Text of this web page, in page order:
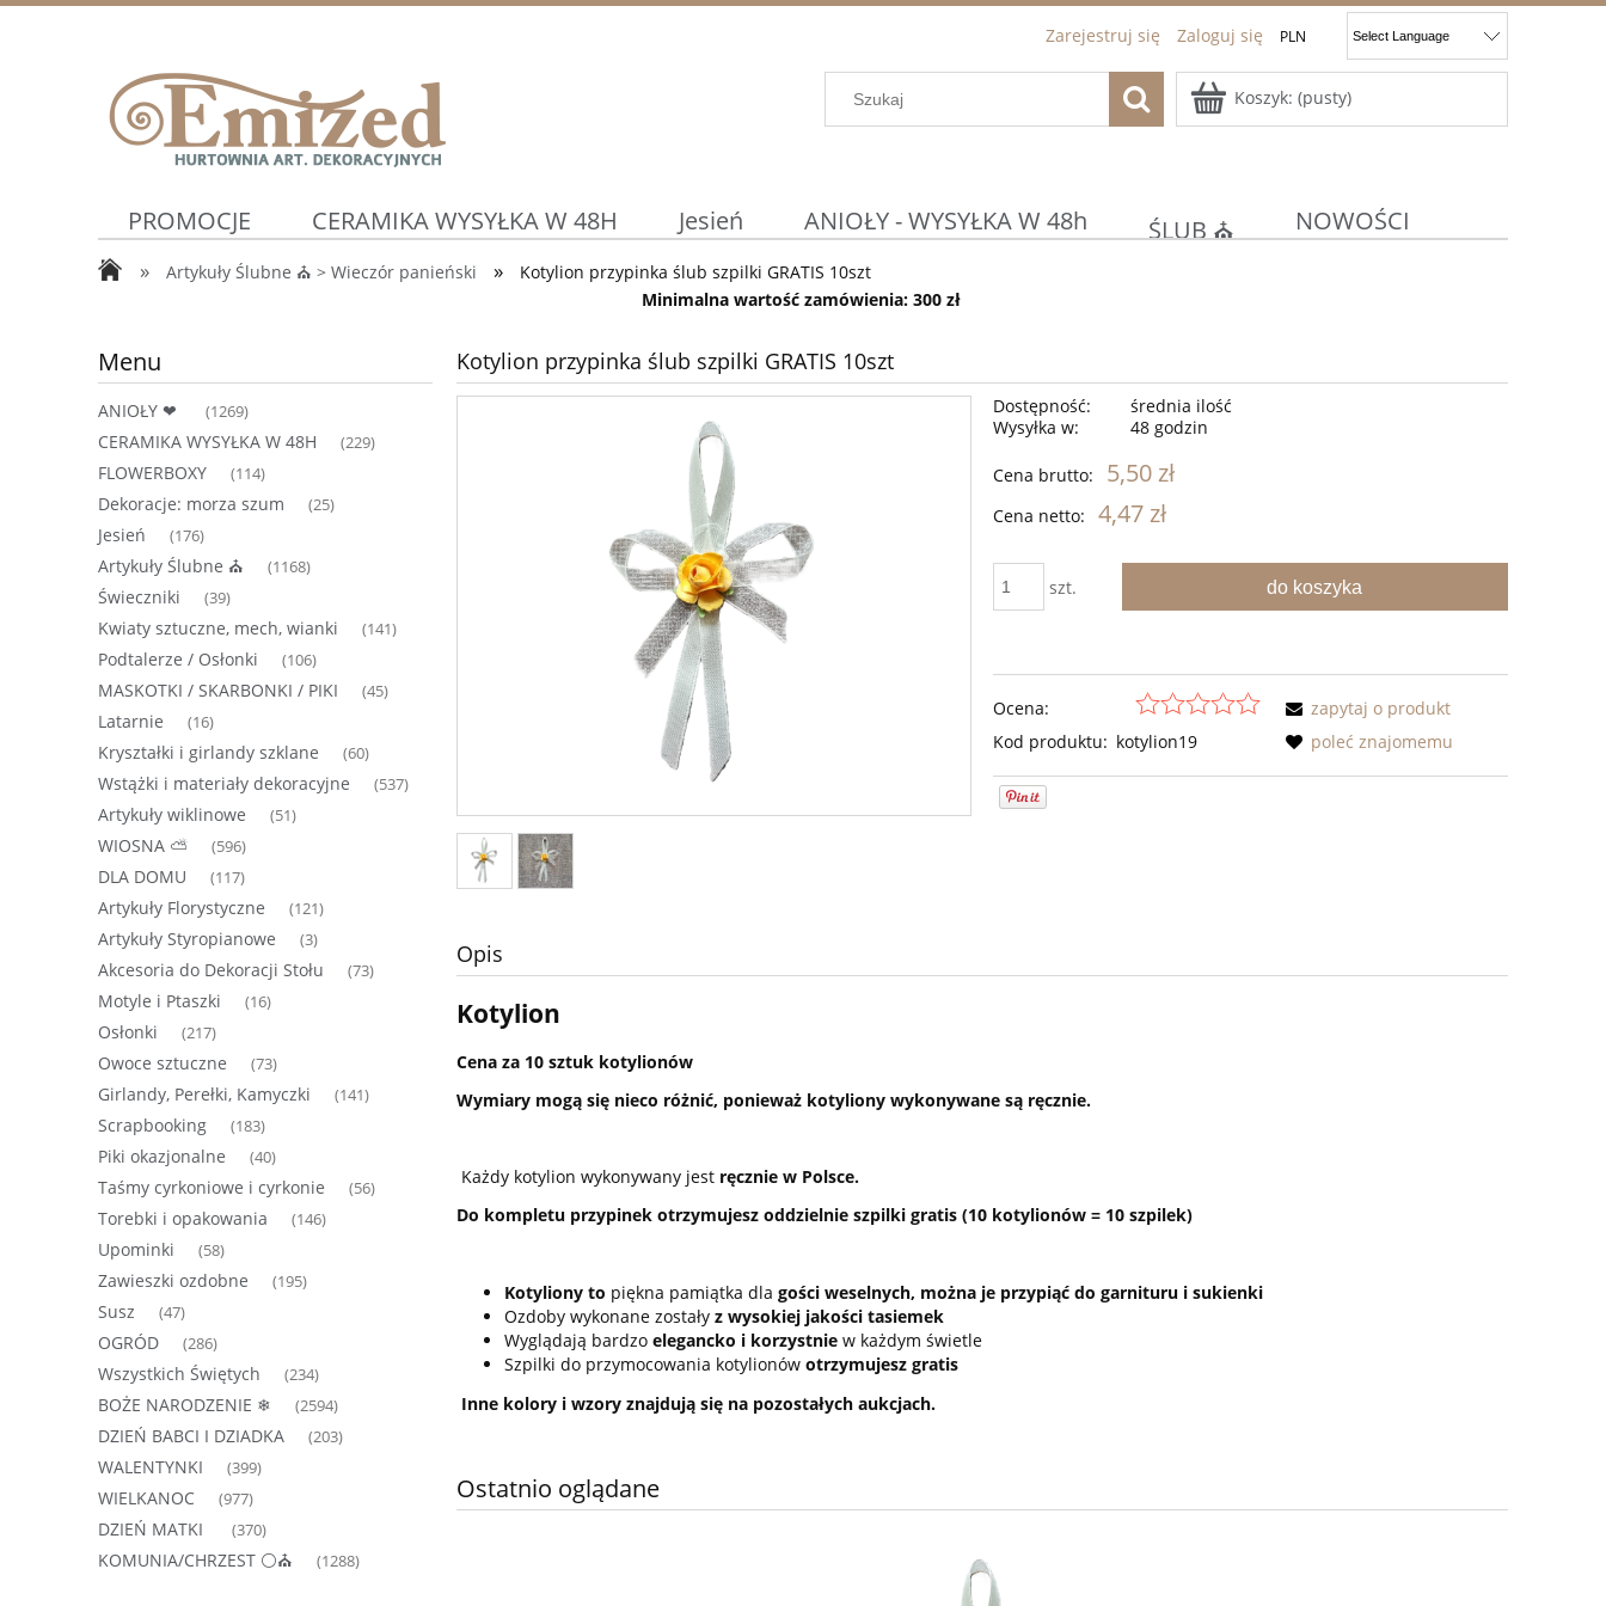
Zarejestruj się Zaloguj się
Koszyk: (pusty)
PROMOCJE CERAMIKA WYSYŁKA W 48H Jesień ANIOŁY - WYSYŁKA W 48h ŚLUB ⛪ NOWOŚCI
Podtalerze / Osłonki DETAL ◀
WIELKANOC
KOSZYCZKI WIELKANOCNE
» Artykuły Ślubne ⛪ > Wieczór panieński »
Kotylion przypinka ślub szpilki GRATIS 10szt
Minimalna wartość zamówienia: 300 zł
Menu
ANIOŁY ❤ (1269)
CERAMIKA WYSYŁKA W 48H (229)
FLOWERBOXY (114)
Dekoracje: morza szum (25)
Jesień (176)
Artykuły Ślubne ⛪ (1168)
Świeczniki (39)
Kwiaty sztuczne, mech, wianki (141)
Podtalerze / Osłonki (106)
MASKOTKI / SKARBONKI / PIKI (45)
Latarnie (16)
Kryształki i girlandy szklane (60)
Wstążki i materiały dekoracyjne (537)
Artykuły wiklinowe (51)
WIOSNA ⛅ (596)
DLA DOMU (117)
Artykuły Florystyczne (121)
Artykuły Styropianowe (3)
Akcesoria do Dekoracji Stołu (73)
Motyle i Ptaszki (16)
Osłonki (217)
Owoce sztuczne (73)
Girlandy, Perełki, Kamyczki (141)
Scrapbooking (183)
Piki okazjonalne (40)
Taśmy cyrkoniowe i cyrkonie (56)
Torebki i opakowania (146)
Upominki (58)
Zawieszki ozdobne (195)
Susz (47)
OGRÓD (286)
Wszystkich Świętych (234)
BOŻE NARODZENIE ❄ (2594)
DZIEŃ BABCI I DZIADKA (203)
WALENTYNKI (399)
WIELKANOC (977)
DZIEŃ MATKI (370)
KOMUNIA/CHRZEST ⚪⛪ (1288)
Kotylion przypinka ślub szpilki GRATIS 10szt
Dostępność:
średnia ilość
Wysyłka w:
48 godzin
Cena brutto: 5,50 zł
Cena netto: 4,47 zł
szt. do koszyka
Ocena:
Kod produktu: kotylion19
zapytaj o produkt
poleć znajomemu
Opis
Kotylion
Cena za 10 sztuk kotylionów
Wymiary mogą się nieco różnić, ponieważ kotyliony wykonywane są ręcznie.
Każdy kotylion wykonywany jest ręcznie w Polsce.
Do kompletu przypinek otrzymujesz oddzielnie szpilki gratis (10 kotylionów = 10 szpilek)
Kotyliony to piękna pamiątka dla gości weselnych, można je przypiąć do garnituru i sukienki
Ozdoby wykonane zostały z wysokiej jakości tasiemek
Wyglądają bardzo elegancko i korzystnie w każdym świetle
Szpilki do przymocowania kotylionów otrzymujesz gratis
Inne kolory i wzory znajdują się na pozostałych aukcjach.
Ostatnio oglądane